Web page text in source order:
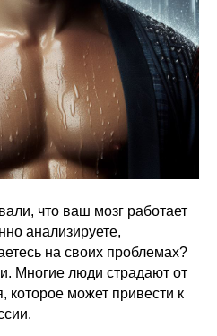
что ваш мозг работает
анализируете,
на своих проблемах?
Многие люди страдают от
может привести к